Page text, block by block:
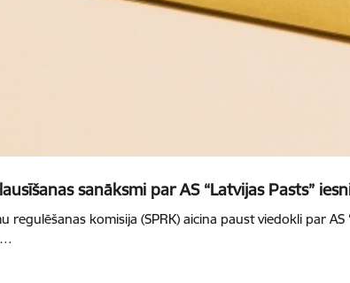
sanāksmi par AS “Latvijas Pasts”
regulēšanas komisija (SPRK) aicina paust viedokli par